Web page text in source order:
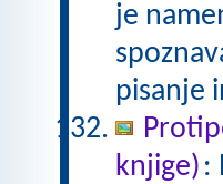
je
pisanje
knjige) :